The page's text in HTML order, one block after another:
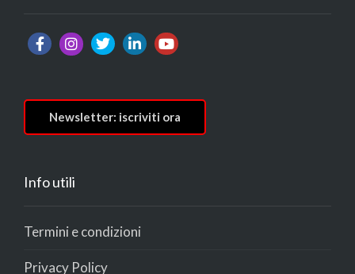
Newsletter: iscriviti ora
Info utili
Termini e condizioni
Privacy Policy